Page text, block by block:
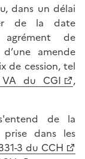
dans un délai
de la date
de
amende
de cession, tel
du CGI
,
de la
dans les
3 du CCH